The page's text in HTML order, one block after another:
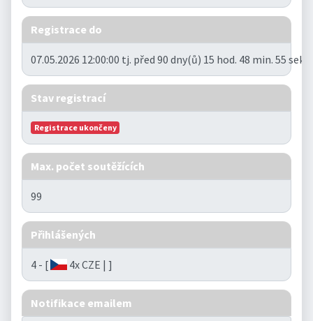
Registrace do
07.05.2026 12:00:00 tj. před 90 dny(ů) 15 hod. 48 min. 55
Stav registrací
Registrace ukončeny
Max. počet soutěžících
99
Přihlášených
4 - [ 4x CZE | ]
Notifikace emailem